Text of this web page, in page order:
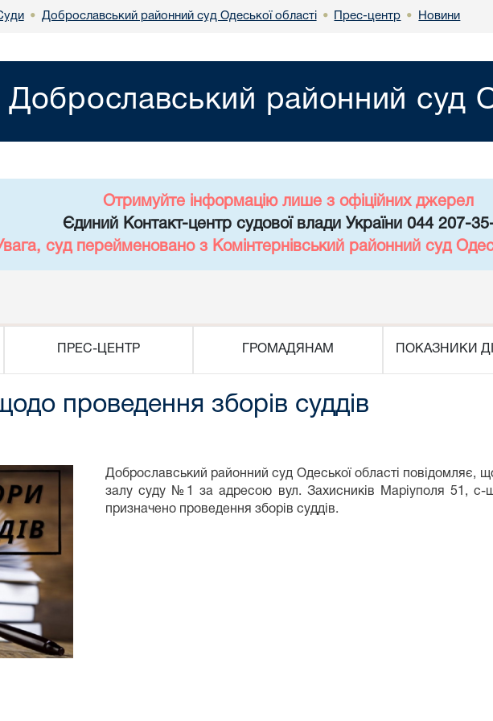
• Доброславський районний суд Одеської області • Прес-центр • Новини
Доброславський районний суд
Отримуйте інформацію лише з офіційних джерел
Єдиний Контакт-центр судової влади України 044 207-
суд перейменовано з Комінтернівський районний суд
ПРЕС-ЦЕНТР ГРОМАДЯНАМ ПОКАЗНИКИ
проведення зборів суддів
Доброславський районний суд Одеської області повідомляє,
залу суду №1 за адресою вул. Захисників Маріуполя 51,
призначено проведення зборів суддів.